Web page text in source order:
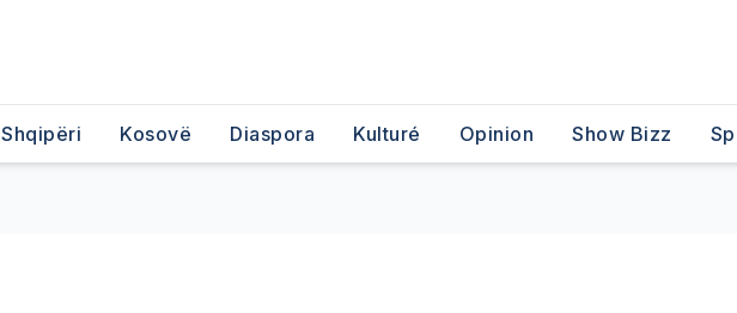
Shqipëri Kosovë Diaspora Kulturé Opinion Show Bizz